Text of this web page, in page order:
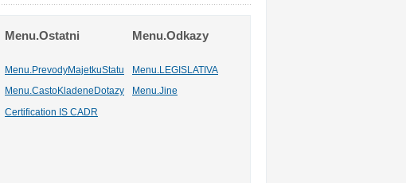
Menu.Ostatni Menu.Odkazy
Menu.PrevodyMajetkuStatu
Menu.LEGISLATIVA
Menu.CastoKladeneDotazy Menu.Jine
Certification IS CADR